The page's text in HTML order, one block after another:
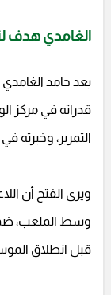
الغامدي هدف
يعد حامد
قدراته في مركز
التمرير، وخبرته
ويرى الفتح أن
وسط الملعب،
قبل انطلاق